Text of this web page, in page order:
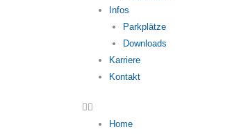
Infos
Parkplätze
Downloads
Karriere
Kontakt
Home